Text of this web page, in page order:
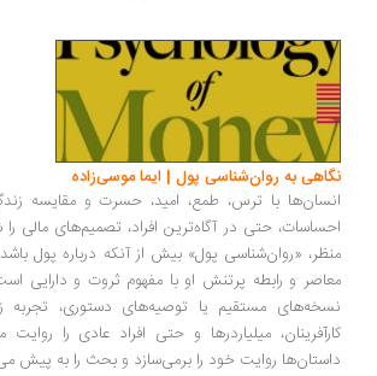
به روان‌شناسی پول | ایما موسی‌زاده
با ترس، طمع، امید، حسرت و مقایسه زندگی
حتی در آگاه‌ترین افراد، تصمیم‌های مالی را شکل
«روان‌شناسی پول» بیش از آنکه درباره پول باشد، کتابی
و رابطه پرتنش او با مفهوم ثروت و دارایی است...
مستقیم یا توصیه‌های دستوری، تجربه زندگی
میلیاردرها و حتی افراد عادی را روایت
روایت خود را برمی‌سازد و بحث را به پیش می‌راند ...